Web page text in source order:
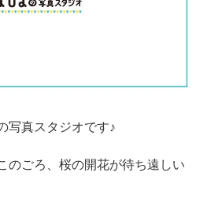
写真スタジオです♪
のごろ、桜の開花が待ち遠しい